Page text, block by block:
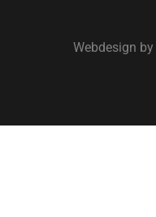
Webdesign by